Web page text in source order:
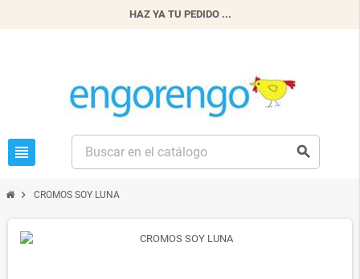
HAZ YA TU PEDIDO ...
view_headline search
chevron_right CROMOS SOY LUNA